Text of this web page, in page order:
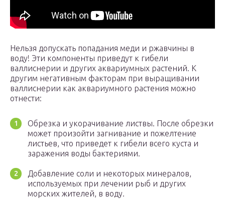
Нельзя допускать попадания меди и ржавчины в
воду! Эти компоненты приведут к гибели
валлиснерии и других аквариумных растений. К
другим негативным факторам при выращивании
валлиснерии как аквариумного растения можно
отнести:
Обрезка и укорачивание листвы. После обрезки
может произойти загнивание и пожелтение
листьев, что приведет к гибели всего куста и
заражения воды бактериями.
Добавление соли и некоторых минералов,
используемых при лечении рыб и других
морских жителей, в воду.